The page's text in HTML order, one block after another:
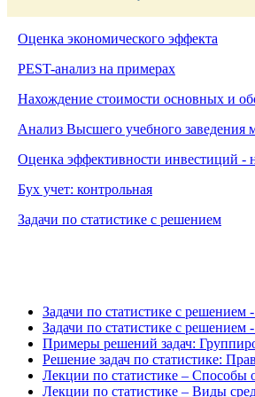
Оценка экономического эффекта
PEST-анализ на примерах
Нахождение стоимости основных и
Анализ Высшего учебного заведения
Оценка эффективности инвестиций -
Бух учет: контрольная
Задачи по статистике с решением
Задачи по статистике с
Задачи по статистике с
Примеры решений задач:
Решение задач по статистике:
Лекции по статистике – Способы
Лекции по статистике – Виды